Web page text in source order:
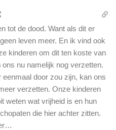
tot de dood. Want als dit er
leven meer. En ik vind ook
kinderen om dit ten koste van
nu namelijk nog verzetten.
door zou zijn, kan ons
verzetten. Onze kinderen
weten wat vrijheid is en hun
die hier achter zitten.